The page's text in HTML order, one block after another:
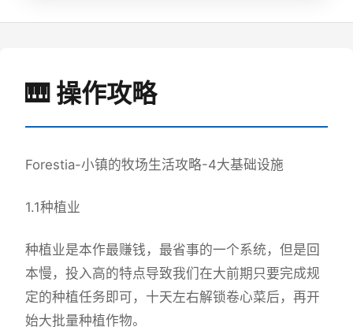
🎹 操作攻略
Forestia-小镇的牧场生活攻略-4大基础设施
1.1种植业
种植业是本作最赚钱，最省事的一个系统，但是回
本慢，投入高的特点导致我们在大前期只要完成规
定的种植任务即可，十天左右解锁卷心菜后，再开
始大批量种植作物。